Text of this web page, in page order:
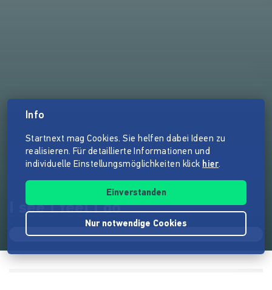
I see I feel I do
Info
Startnext mag Cookies. Sie helfen dabei Ideen zu
realisieren. Für detaillierte Informationen und
individuelle Einstellungsmöglichkeiten klick hier.
Einverstanden
Nur notwendige Cookies